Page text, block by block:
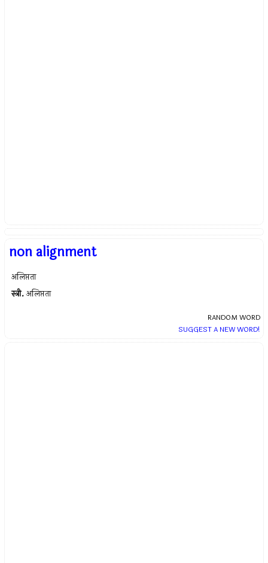
non alignment
अलिप्तता
स्त्री. अलिप्तता
RANDOM WORD
SUGGEST A NEW WORD!